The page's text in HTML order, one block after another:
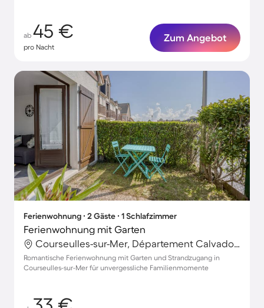
ab 45 €
pro Nacht
Zum Angebot
Ferienwohnung ∙ 2 Gäste ∙ 1 Schlafzimmer
Ferienwohnung mit Garten
Courseulles-sur-Mer, Département Calvados, Frankreich
Romantische Ferienwohnung mit Garten und Strandzugang in
Courseulles-sur-Mer für unvergessliche Familienmomente